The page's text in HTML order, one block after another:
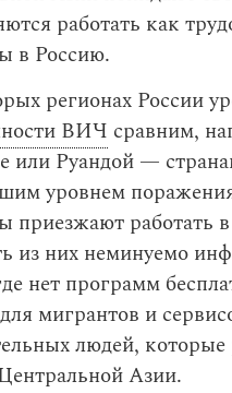
работать как
в Россию.
регионах России
ВИЧ сравним,
или Руандой —
уровнем
приезжают работать
из них неминуемо
нет программ
мигрантов и
людей, которые
Азии.